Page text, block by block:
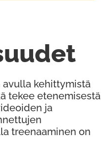
avulla kehittymistä
tekee etenemisestä
ja
treenaaminen on